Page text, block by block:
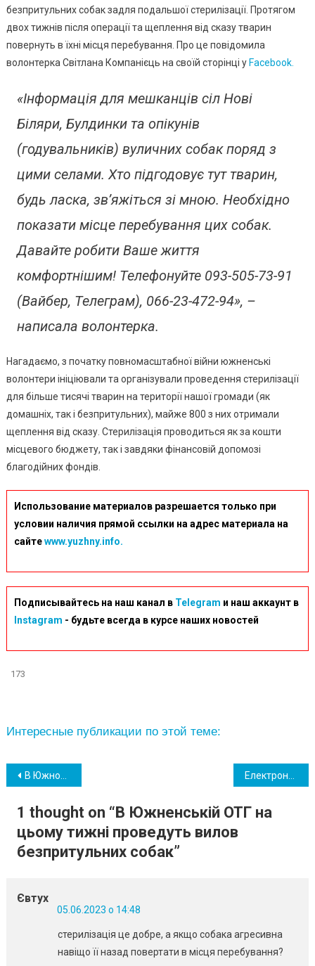
Тижні
безпритульних собак задля подальшої стерилізації. Протягом
двох тижнів після операції та щеплення від сказу тварин
повернуть в їхні місця перебування. Про це повідомила
волонтерка Світлана Компанієць на своїй сторінці у Facebook.
«Інформація для мешканців сіл Нові
Біляри, Булдинки та опікунів
(годувальників) вуличних собак поряд з
цими селами. Хто підгодовує тут тварин,
будь ласка, зв’яжіться зі мною. Необхідно
показати місце перебування цих собак.
Давайте робити Ваше життя
комфортнішим! Телефонуйте 093-505-73-91
(Вайбер, Телеграм), 066-23-472-94», –
написала волонтерка.
Нагадаємо, з початку повномасштабної війни южненські
волонтери ініціювали та організували проведення стерилізації
для більше тисячі тварин на території нашої громади (як
домашніх, так і безпритульних), майже 800 з них отримали
щеплення від сказу. Стерилізація проводиться як за кошти
місцевого бюджету, так і завдяки фінансовій допомозі
благодійних фондів.
Использование материалов разрешается только при
условии наличия прямой ссылки на адрес материала на
сайтеwww.yuzhny.info.
Подписывайтесь на наш канал в Telegram и наш аккаунт в
Instagram - будьте всегда в курсе наших новостей
173
Интересные публикации по этой теме:
Навігація
записів
В Южному «Олімп» оголосив про проведення акції для жителів громади
1 thought on “В Южненській ОТГ на
цьому тижні проведуть вилов
безпритульних собак”
Євтух
05.06.2023 о 14:48
стерилізація це добре, а якщо собака агресивна
навіщо її назад повертати в місця перебування?